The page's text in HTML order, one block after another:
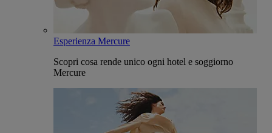
Esperienza Mercure
Scopri cosa rende unico ogni hotel e soggiorno
Mercure